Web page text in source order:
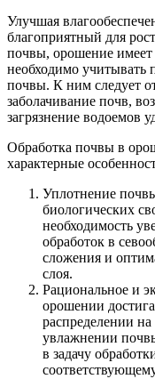
Улучшая
благоприятный для
почвы, орошение имеет
необходимо учитывать
почвы. К ним следует
заболачивание почв,
загрязнение водоемов
Обработка почвы в
характерные
Уплотнение
биологических
необходимость
обработок в
сложения и
слоя.
Рациональное и
орошении
распределении
увлажнении
в задачу